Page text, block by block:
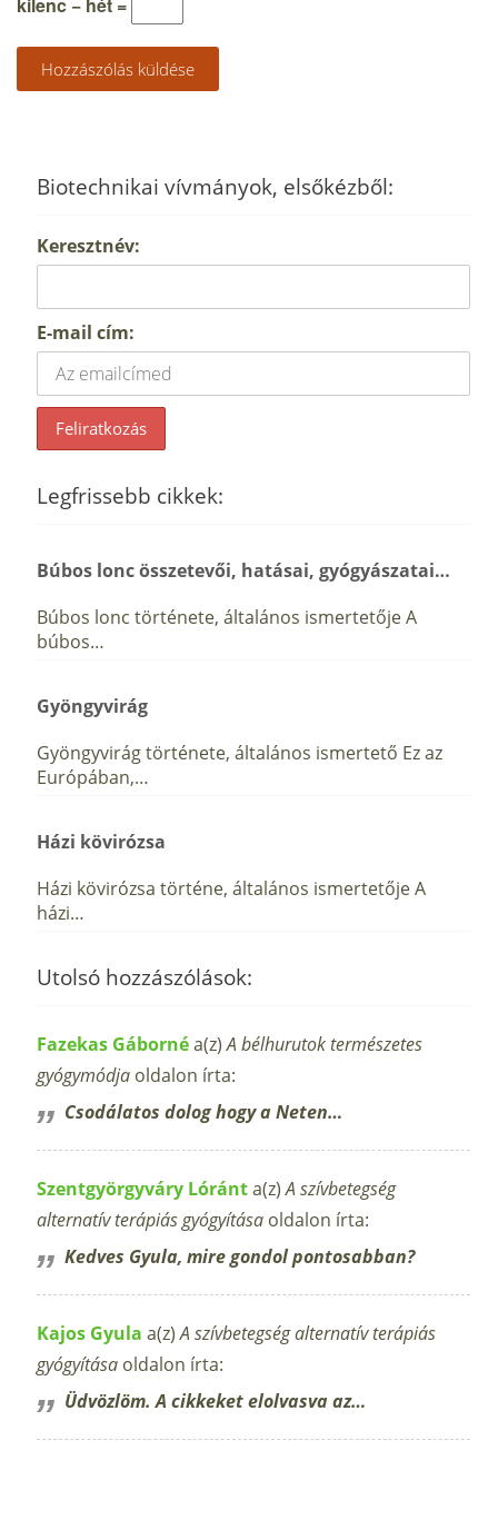
kilenc − hét =
Biotechnikai vívmányok, elsőkézből:
Keresztnév:
E-mail cím:
Legfrissebb cikkek:
Búbos lonc összetevői, hatásai, gyógyászatai…
Búbos lonc története, általános ismertetője A
búbos…
Gyöngyvirág
Gyöngyvirág története, általános ismertető Ez az
Európában,…
Házi kövirózsa
Házi kövirózsa történe, általános ismertetője A
házi…
Utolsó hozzászólások:
Fazekas Gábornéa(z)A bélhurutok természetes
gyógymódja oldalon írta:
Csodálatos dolog hogy a Neten…
Szentgyörgyváry Lóránta(z)A szívbetegség
alternatív terápiás gyógyítása oldalon írta:
Kedves Gyula, mire gondol pontosabban?
Kajos Gyula a(z)A szívbetegség alternatív terápiás
gyógyítása oldalon írta:
Üdvözlöm. A cikkeket elolvasva az…